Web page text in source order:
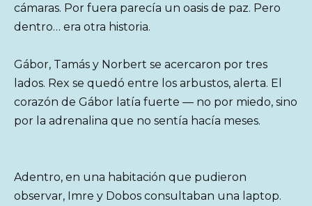
cámaras. Por fuera parecía un oasis de paz. Pero
dentro… era otra historia.
Gábor, Tamás y Norbert se acercaron por tres
lados. Rex se quedó entre los arbustos, alerta. El
corazón de Gábor latía fuerte — no por miedo, sino
por la adrenalina que no sentía hacía meses.
Adentro, en una habitación que pudieron
observar, Imre y Dobos consultaban una laptop.